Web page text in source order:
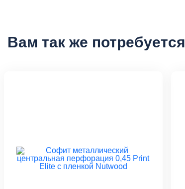
Вам так же потребуется